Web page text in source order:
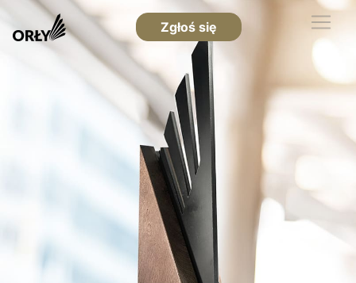
Zgłoś się